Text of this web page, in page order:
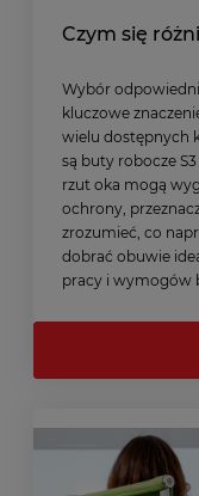
Czym się
Wybór
kluczowe
wielu dostępnych
są buty robocze
rzut oka mogą
ochrony,
zrozumieć, co
dobrać obuwie
pracy i wymogów